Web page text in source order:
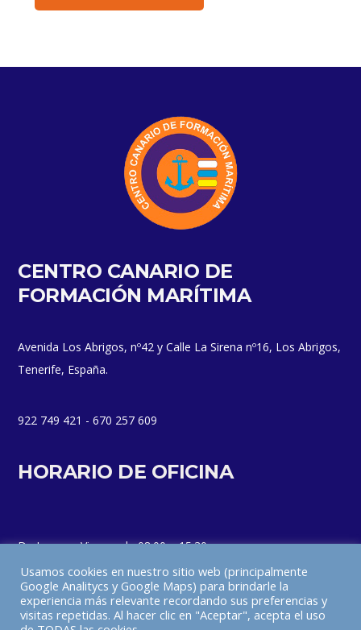
CENTRO CANARIO DE
FORMACIÓN MARÍTIMA
Avenida Los Abrigos, nº42 y Calle La Sirena nº16, Los Abrigos,
Tenerife, España.
922 749 421 - 670 257 609
HORARIO DE OFICINA
De Lunes a Viernes de 08:00 a 15:30
Usamos cookies en nuestro sitio web (principalmente
Google Analitycs y Google Maps) para brindarle la
experiencia más relevante recordando sus preferencias y
visitas repetidas. Al hacer clic en "Aceptar", acepta el uso